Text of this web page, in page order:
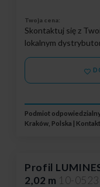
Twoja cena:
Skontaktuj się z
lokalnym
Podmiot
Kraków, Polska |
Profil
2,02 m 10-